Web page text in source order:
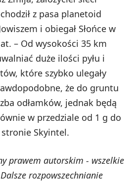
z pasa planetoid
i obiegał Słońce w
– Od wysokości 35 km
duże ilości pyłu i
które szybko ulegały
że do gruntu
odłamków, jednak będą
w przedziale od 1 g do
Skyintel.
prawem autorskim - wszelkie
rozpowszechnianie